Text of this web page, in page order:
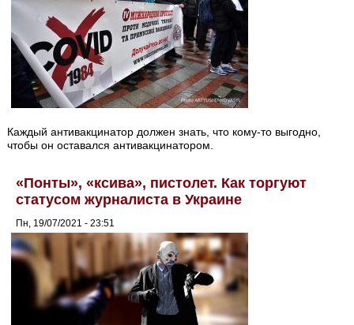
Каждый антивакцинатор должен знать, что кому-то выгодно,
чтобы он оставался антивакцинатором.
«Понты», «ксива», пистолет. Как торгуют
статусом журналиста в Украине
Пн, 19/07/2021 - 23:51